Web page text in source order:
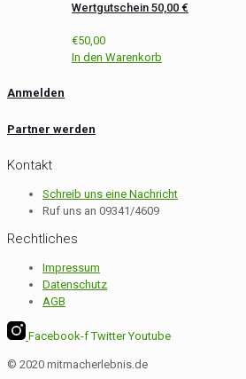
Wertgutschein 50,00 €
€50,00
In den Warenkorb
Anmelden
Partner werden
Kontakt
Schreib uns eine Nachricht
Ruf uns an 09341/4609
Rechtliches
Impressum
Datenschutz
AGB
Facebook-f Twitter Youtube
© 2020 mitmacherlebnis.de